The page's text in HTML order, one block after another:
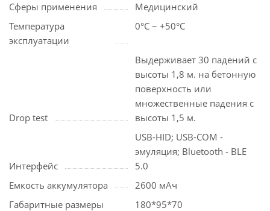
Сферы применения
Медицинский
Температура
эксплуатации
0°С ~ +50°С
Drop test
Выдерживает 30 падений с
высоты 1,8 м. на бетонную
поверхность или
множественные падения с
высоты 1,5 м.
Интерфейс
USB-HID; USB-COM -
эмуляция; Bluetooth - BLE
5.0
Емкость аккумулятора
2600 мАч
Габаритные размеры
180*95*70